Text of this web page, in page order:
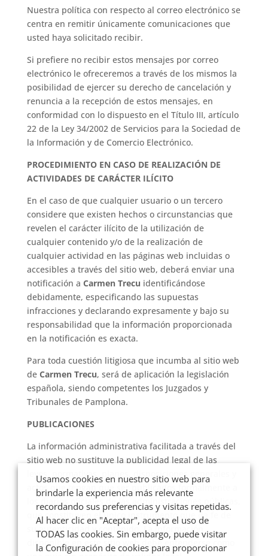
Nuestra política con respecto al correo electrónico se
centra en remitir únicamente comunicaciones que
usted haya solicitado recibir.
Si prefiere no recibir estos mensajes por correo
electrónico le ofreceremos a través de los mismos la
posibilidad de ejercer su derecho de cancelación y
renuncia a la recepción de estos mensajes, en
conformidad con lo dispuesto en el Título III, artículo
22 de la Ley 34/2002 de Servicios para la Sociedad de
la Información y de Comercio Electrónico.
PROCEDIMIENTO EN CASO DE REALIZACIÓN DE
ACTIVIDADES DE CARÁCTER ILÍCITO
En el caso de que cualquier usuario o un tercero
considere que existen hechos o circunstancias que
revelen el carácter ilícito de la utilización de
cualquier contenido y/o de la realización de
cualquier actividad en las páginas web incluidas o
accesibles a través del sitio web, deberá enviar una
notificación a Carmen Trecu identificándose
debidamente, especificando las supuestas
infracciones y declarando expresamente y bajo su
responsabilidad que la información proporcionada
en la notificación es exacta.
Para toda cuestión litigiosa que incumba al sitio web
de Carmen Trecu, será de aplicación la legislación
española, siendo competentes los Juzgados y
Tribunales de Pamplona.
PUBLICACIONES
La información administrativa facilitada a través del
sitio web no sustituye la publicidad legal de las
leyes, normativas, planes, disposiciones generales y
actos que tengan que ser publicados formalmente a
los diarios oficiales de las administraciones públicas,
que constituyen el único instrumento que da fe de
su autenticidad y contenido. La información
disponible en este sitio web debe entenderse como
Usamos cookies en nuestro sitio web para
brindarle la experiencia más relevante
recordando sus preferencias y visitas repetidas.
Al hacer clic en "Aceptar", acepta el uso de
TODAS las cookies. Sin embargo, puede visitar
la Configuración de cookies para proporcionar